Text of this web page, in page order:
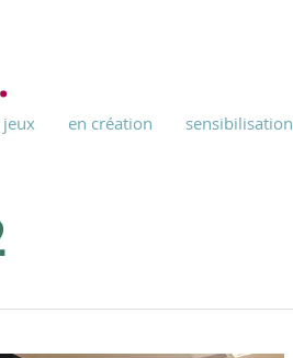
jeux en création sensibilisation